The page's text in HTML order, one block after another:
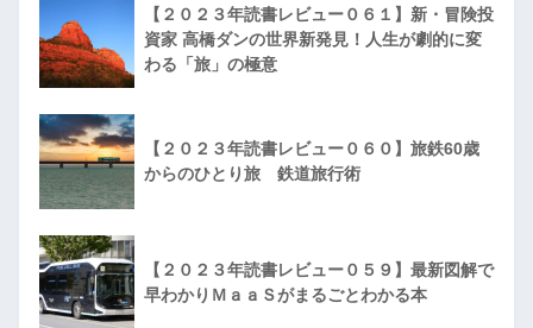
【２０２３年読書レビュー０６１】新・冒険投
資家 高橋ダンの世界新発見！人生が劇的に変
わる「旅」の極意
【２０２３年読書レビュー０６０】旅鉄60歳
からのひとり旅 鉄道旅行術
【２０２３年読書レビュー０５９】最新図解で
早わかりＭａａＳがまるごとわかる本